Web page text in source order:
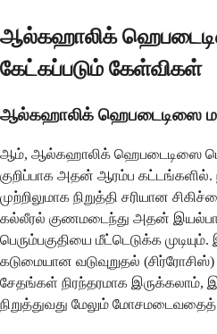
ஆல்கஹாலிக் ஹெபடைடிஸ்
கேட்கப்படும் கேள்விகள்
ஆல்கஹாலிக் ஹெபடைடிஸை
ஆம், ஆல்கஹாலிக் ஹெபடைடிஸை
குறிப்பாக அதன் ஆரம்ப
முற்றிலுமாக நிறுத்தி சரியான
கல்லீரல் குணமடைந்து அதன்
பெரும்பகுதியை மீட்டெடுக்க
கடுமையான வடுவுறுதல்
சேதங்கள் நிரந்தரமாக இருக்கலாம்,
நிறுத்துவது மேலும்